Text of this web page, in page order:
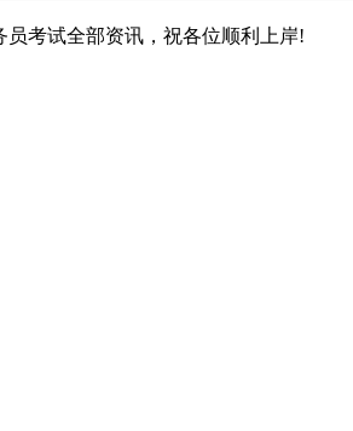
员考试全部资讯，祝各位顺利上岸!